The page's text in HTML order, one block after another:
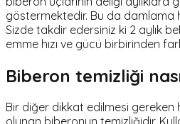
göstermektedir. Bu da damlama
Sizde takdir edersiniz ki 2 aylık
emme hızı ve gücü birbirinden
Biberon temizliği
Bir diğer dikkat edilmesi gereken